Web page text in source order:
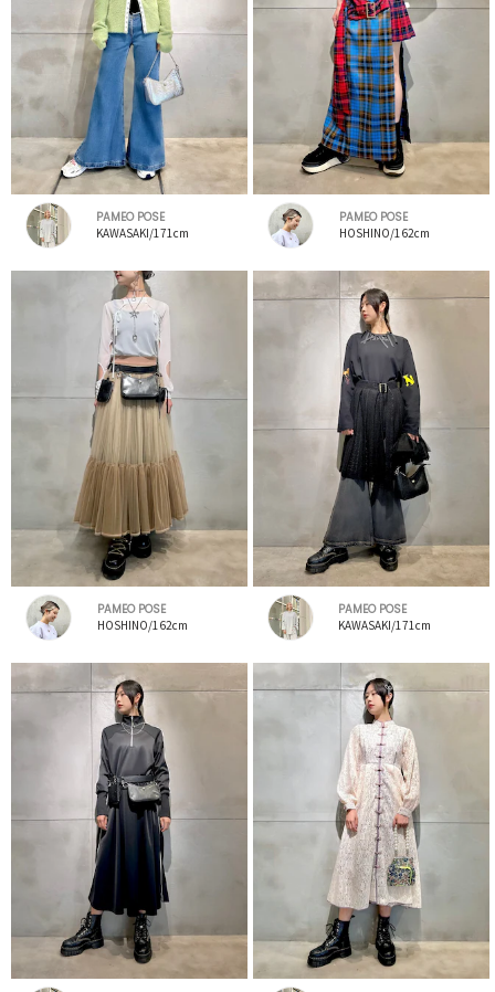
PAMEO POSE
KAWASAKI/171cm
PAMEO POSE
HOSHINO/162cm
PAMEO POSE
HOSHINO/162cm
PAMEO POSE
KAWASAKI/171cm